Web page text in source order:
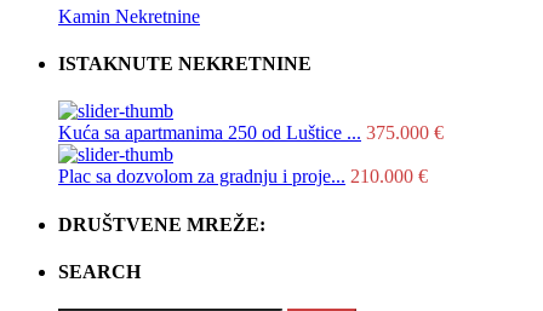
Kamin Nekretnine
ISTAKNUTE NEKRETNINE
Kuća sa apartmanima 250 od Luštice ... 375.000 €
Plac sa dozvolom za gradnju i proje... 210.000 €
DRUŠTVENE MREŽE:
SEARCH